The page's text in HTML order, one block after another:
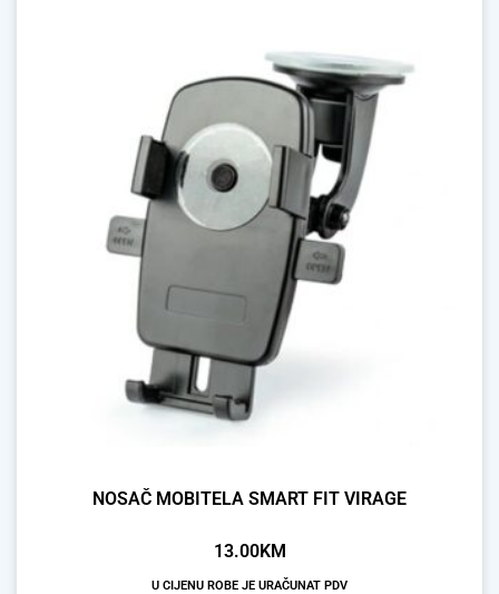
NOSAČ MOBITELA SMART FIT VIRAGE
13.00KM
U CIJENU ROBE JE URAČUNAT PDV